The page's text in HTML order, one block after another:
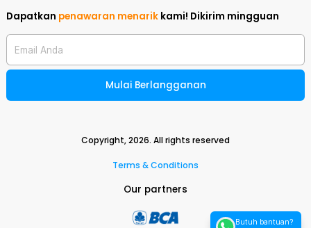
Dapatkan penawaran menarik kami! Dikirim mingguan
Email Anda
Mulai Berlangganan
Copyright,2026. All rights reserved
Terms & Conditions
Our partners
Butuh bantuan?